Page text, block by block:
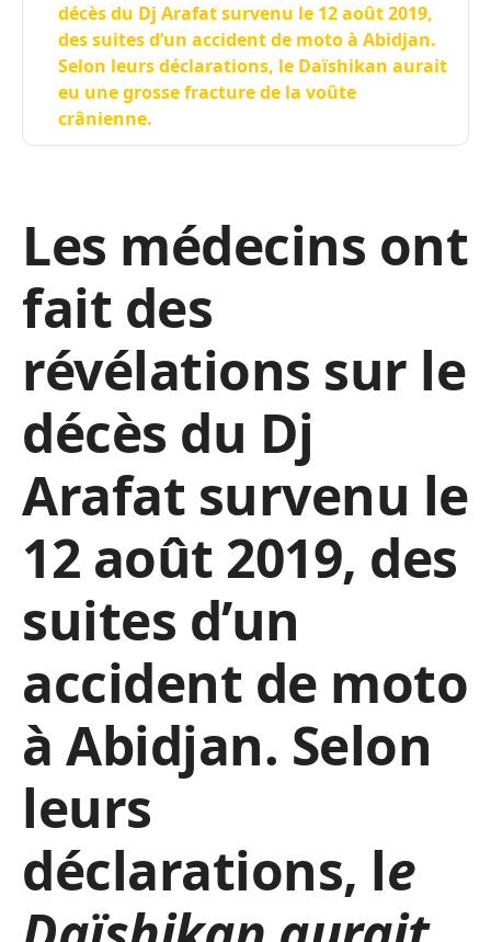
décès du Dj Arafat survenu le 12 août 2019,
des suites d’un accident de moto à Abidjan.
Selon leurs déclarations, le Daïshikan aurait
eu une grosse fracture de la voûte
crânienne.
Les médecins ont
fait des
révélations sur le
décès du Dj
Arafat survenu le
12 août 2019, des
suites d’un
accident de moto
à Abidjan. Selon
leurs
déclarations, le